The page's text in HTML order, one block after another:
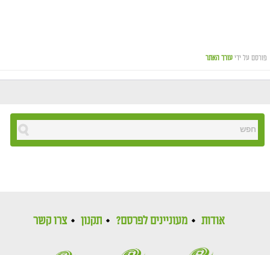
פורסם על ידי עורך האתר
אודות מעוניינים לפרסם? תקנון צרו קשר